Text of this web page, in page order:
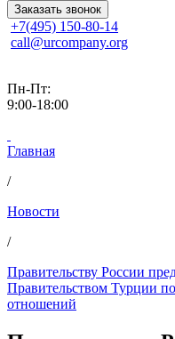
Заказать звонок
+7(495) 150-80-14
call@urcompany.org
Пн-Пт:
9:00-18:00
Главная
/
Новости
/
Правительству России
Правительством Турции
отношений